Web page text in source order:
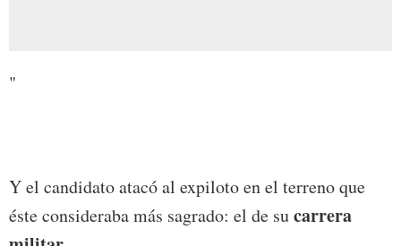
"
Y el candidato atacó al expiloto en el terreno que
éste consideraba más sagrado: el de sucarrera